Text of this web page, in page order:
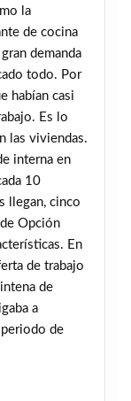
la
de cocina
demanda
todo. Por
habían casi
Es lo
las viviendas.
interna en
10
llegan, cinco
Opción
En
de trabajo
de
a
de